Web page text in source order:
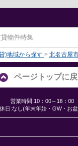
物件特集
)地域から探す > 北名古屋
ページトップに
営業時間:10：00～18：00
日:なし(年末年始・GW・お